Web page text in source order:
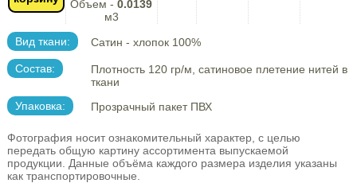
Объем -0.0139
м3
Вид ткани: Сатин - хлопок 100%
Состав:
Плотность 120 гр/м, сатиновое плетение нитей в
ткани
Упаковка:
Прозрачный пакет ПВХ
Фотография носит ознакомительный характер, с целью
передать общую картину ассортимента выпускаемой
продукции. Данные объёма каждого размера изделия указаны
как транспортировочные.